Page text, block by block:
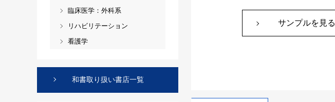
サンプルを見る
臨床医学：外科系
リハビリテーション
看護学
和書取り扱い書店一覧